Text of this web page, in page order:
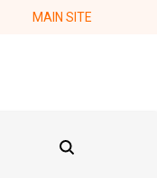
MAIN SITE